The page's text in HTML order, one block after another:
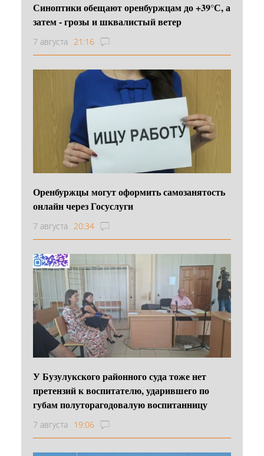
Синоптики обещают оренбуржцам до +39°С, а
затем - грозы и шквалистый ветер
7 августа 21:16
Оренбуржцы могут оформить самозанятость
онлайн через Госуслуги
7 августа 20:34
У Бузулукского районного суда тоже нет
претензий к воспитателю, ударившего по
губам полуторагодовалую воспитанницу
7 августа 19:06